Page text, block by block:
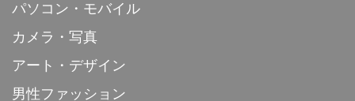
パソコン・モバイル
カメラ・写真
アート・デザイン
男性ファッション